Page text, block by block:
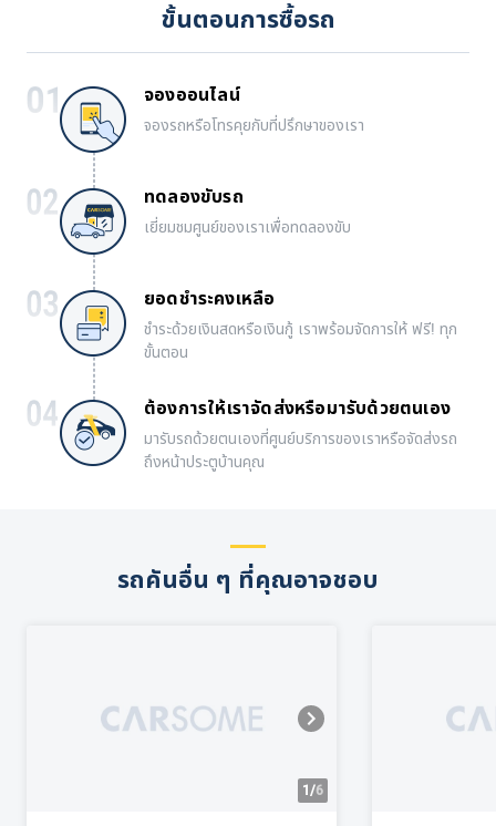
ขั้นตอนการซื้อรถ
จองออนไลน์
จองรถหรือโทรคุยกับที่ปรึกษาของเรา
ทดลองขับรถ
เยี่ยมชมศูนย์ของเราเพื่อทดลองขับ
ยอดชำระคงเหลือ
ชำระด้วยเงินสดหรือเงินกู้ เราพร้อมจัดการให้ ฟรี! ทุก
ขั้นตอน
ต้องการให้เราจัดส่งหรือมารับด้วยตนเอง
มารับรถด้วยตนเองที่ศูนย์บริการของเราหรือจัดส่งรถ
ถึงหน้าประตูบ้านคุณ
รถคันอื่น ๆ ที่คุณอาจชอบ
1/6